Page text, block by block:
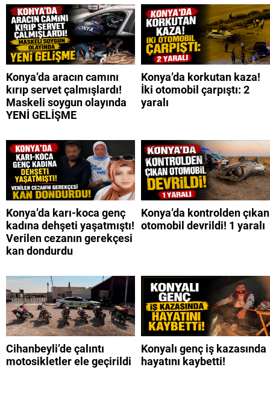
Konya’da aracın camını
kırıp servet çalmışlardı!
Maskeli soygun olayında
YENİ GELİŞME
Konya’da korkutan kaza!
İki otomobil çarpıştı: 2
yaralı
Konya’da karı-koca genç
kadına dehşeti yaşatmıştı!
Verilen cezanın gerekçesi
kan dondurdu
Konya’da kontrolden çıkan
otomobil devrildi! 1 yaralı
Cihanbeyli’de çalıntı
motosikletler ele geçirildi
Konyalı genç iş kazasında
hayatını kaybetti!